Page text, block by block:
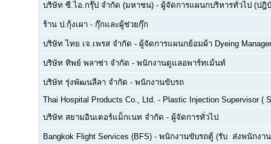
บริษัท ซี.ไอ.กรุ๊ป จำกัด (มหาชน) - ผู้จัดการแผนกบริหารทั่วไป (ปฎิ
ร้าน ป.กุ้งเผา - กุ๊กและผู้ช่วยกุ๊ก
บริษัท ไทย เจ.เพรส จำกัด - ผู้จัดการแผนกย้อมผ้า Dyeing Manager
บริษัท ทิพย์ พลาซ่า จำกัด - พนักงานดูแลอพาร์ทเม้นท์
บริษัท รุ่งพัฒนลีลา จำกัด - พนักงานขับรถ
Thai Hospital Products Co., Ltd. - Plastic Injection Supervisor (
บริษัท สยามอินเตอร์แม็กเนท จำกัด - ผู้จัดการทั่วไป
Bangkok Flight Services (BFS) - พนักงานขับรถตู้ (รับ  ส่งพนักงา